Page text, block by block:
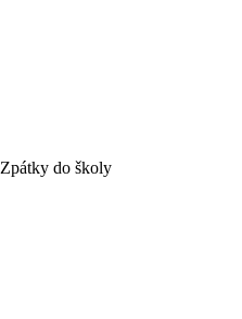
Zpátky do školy